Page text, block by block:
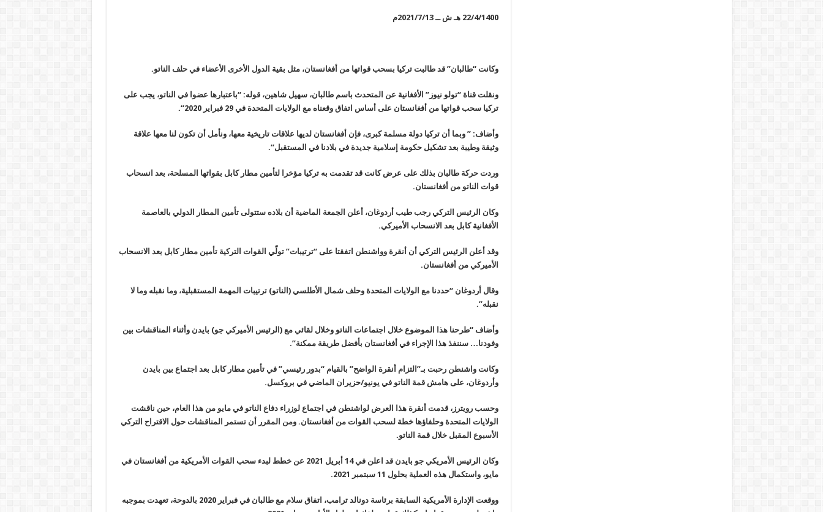
22/4/1400 هـ ش ــ 2021/7/13م
وكانت “طالبان” قد طالبت تركيا بسحب قواتها من أفغانستان، مثل بقية الدول الأخرى الأعضاء في حلف الناتو.
ونقلت قناة “تولو نيوز” الأفغانية عن المتحدث باسم طالبان، سهيل شاهين، قوله: “باعتبارها عضوا في الناتو، يجب على
تركيا سحب قواتها من أفغانستان على أساس اتفاق وقعناه مع الولايات المتحدة في 29 فبراير 2020
“.
وأضاف: ”وبما أن تركيا دولة مسلمة كبرى، فإن أفغانستان لديها علاقات تاريخية معها، ونأمل أن تكون لنا معها علاقة
وثيقة وطيبة بعد تشكيل حكومة إسلامية جديدة في بلادنا في المستقبل“.
وردت حركة طالبان بذلك على عرض كانت قد تقدمت به تركيا مؤخرا لتأمين مطار كابل بقواتها المسلحة، بعد انسحاب
قوات الناتو من أفغانستان.
وكان الرئيس التركي رجب طيب أردوغان، أعلن الجمعة الماضية أن بلاده ستتولى تأمين المطار الدولي بالعاصمة
الأفغانية كابل بعد الانسحاب الأميركي.
وقد أعلن الرئيس التركي أن أنقرة وواشنطن اتفقتا على “ترتيبات” تولّي القوات التركية تأمين مطار كابل بعد الانسحاب
الأميركي من أفغانستان.
وقال أردوغان “حددنا مع الولايات المتحدة وحلف شمال الأطلسي (الناتو) ترتيبات المهمة المستقبلية، وما نقبله وما لا
نقبله”.
وأضاف “طرحنا هذا الموضوع خلال اجتماعات الناتو وخلال لقائي مع (الرئيس الأميركي جو) بايدن وأثناء المناقشات بين
وفودنا… سننفذ هذا الإجراء في أفغانستان بأفضل طريقة ممكنة”.
وكانت واشنطن رحبت بـ”التزام أنقرة الواضح” بالقيام “بدور رئيسي” في تأمين مطار كابل بعد اجتماع بين بايدن
وأردوغان، على هامش قمة الناتو في يونيو/حزيران الماضي في بروكسل.
وحسب رويترز، قدمت أنقرة هذا العرض لواشنطن في اجتماع لوزراء دفاع الناتو في مايو من هذا العام، حين ناقشت
الولايات المتحدة وحلفاؤها خطة لسحب القوات من أفغانستان. ومن المقرر أن تستمر المناقشات حول الاقتراح التركي
الأسبوع المقبل خلال قمة الناتو.
وكان الرئيس الأمريكي جو بايدن قد اعلن في 14 أبريل 2021 عن خطط لبدء سحب القوات الأمريكية من أفغانستان في
مايو، واستكمال هذه العملية بحلول 11 سبتمبر 2021
.
ووقعت الإدارة الأمريكية السابقة برئاسة دونالد ترامب، اتفاق سلام مع طالبان في فبراير 2020 بالدوحة، تعهدت بموجبه